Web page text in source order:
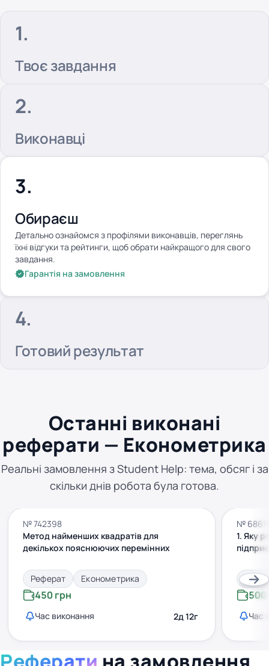
Твоє завдання
Виконавці
Обираєш
Детально ознайомся з профілями виконавців, переглянь
їхні відгуки та рейтинги, щоб обрати найкращого для свого
завдання.
Гарантія на замовлення
Готовий результат
Останні виконані
реферати — Економетрика
Реальні замовлення з Student Help: тема, обсяг і за
скільки днів робота була готова.
№ 742398
Метод найменших квадратів для
декількох пояснюючих перемінних
Реферат Економетрика
450 грн
Час виконання 2д 12г
№
1. Яку
500
Час